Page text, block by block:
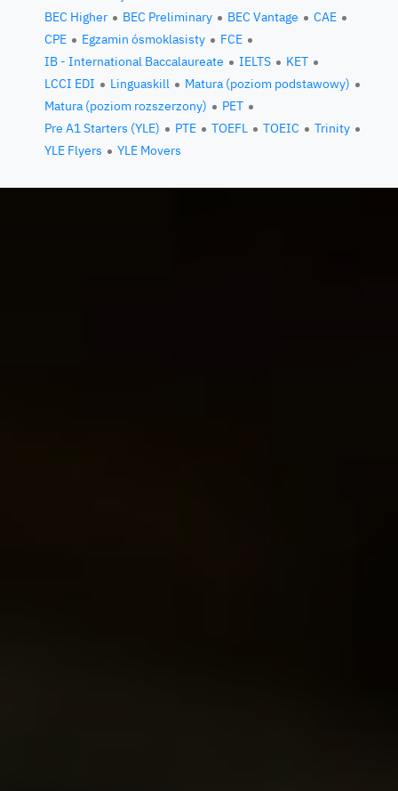
BEC Higher
BEC Preliminary BEC Vantage
CAE
CPE
Egzamin ósmoklasisty
FCE
IB - International Baccalaureate
IELTS
KET
LCCI EDI
Linguaskill
Matura (poziom podstawowy)
Matura (poziom rozszerzony)
PET
Pre A1 Starters (YLE)
PTE TOEFL TOEIC
Trinity
YLE Flyers
YLE Movers